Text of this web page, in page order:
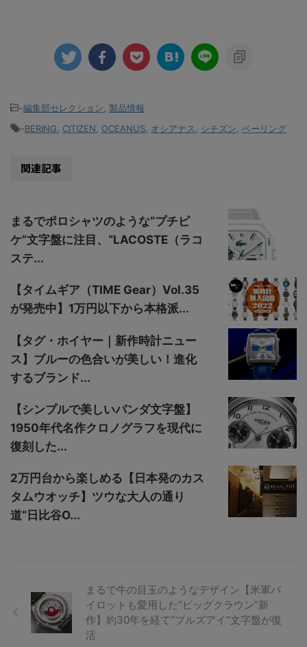
-編集部セレクション, 製品情報
-BERING, CITIZEN, OCEANUS, オシアナス, シチズン, ベーリング
関連記事
まるでポロシャツのような“プチピ
ケ”文字盤に注目、“LACOSTE（ラコ
ステ...
【タイムギア（TIME Gear）Vol.35
が発売中】1万円以下から本格派...
【タグ・ホイヤー｜新作時計ニュー
ス】ブルーの色合いが美しい！進化
するブランド...
【シンプルで美しいパンダ文字盤】
1950年代名作クロノグラフを現代に
復刻した...
2万円台から楽しめる【日本発のカス
タムウオッチ】ツウな大人の通り
道“日比谷O...
まるで牛の目玉のようなデザイン【米軍パ
イロットも愛用した“ビッグクラウン”新
作】約30年を経て“ブルズアイ”文字盤が復
活